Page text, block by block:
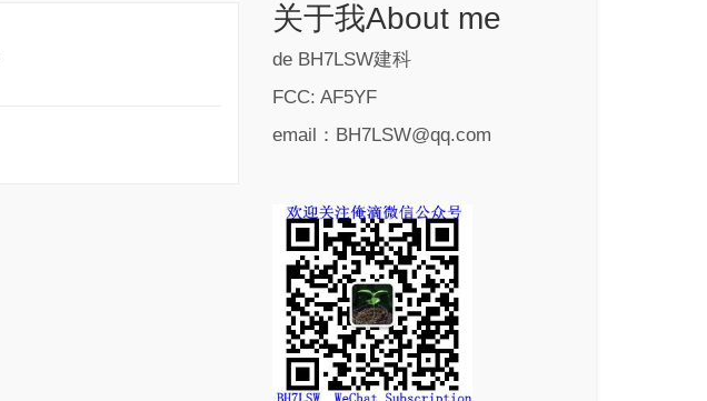
关于我About me
de BH7LSW建科
FCC: AF5YF
email：BH7LSW@qq.com